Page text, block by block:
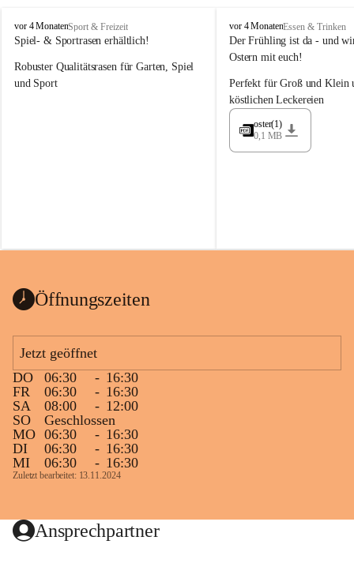
M
a
e
r
vor 4 MonatenSport & Freizeit
Spiel- & Sportrasen erhältlich!
Robuster Qualitätsrasen für Garten, Spiel
und Sport
M
a
y
r
G
ü
e
vor 4 MonatenEssen & Trinken
Der Frühling ist da - und
Ostern mit euch!
Perfekt für Groß und Klein
köstlichen Leckereien
oster(1)
0,1 MB
Öffnungszeiten
Jetzt geöffnet
DO
06:30 - 16:30
FR
06:30 - 16:30
SA
08:00 - 12:00
SO
Geschlossen
MO 06:30 - 16:30
DI
06:30 - 16:30
MI
06:30 - 16:30
Zuletzt bearbeitet: 13.11.2024
Ansprechpartner